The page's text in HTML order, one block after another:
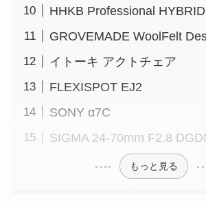
HHKB Professional
GROVEMADE WoolFelt
イトーキ アクトチェア
FLEXISPOT EJ2
SONY α7C
SIGMA 24-70mm F2.8
もっと見る